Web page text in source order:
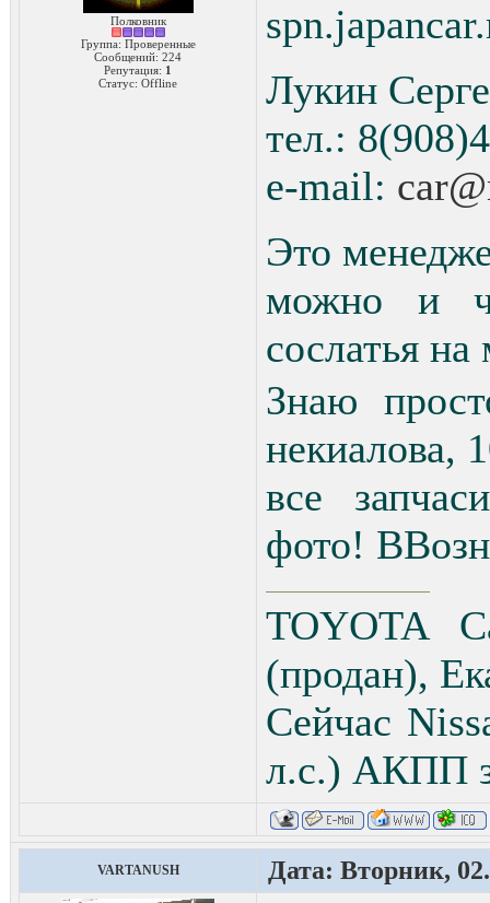
Полковник
Группа: Проверенные
Сообщений: 224
Репутация: 1
Статус: Offline
Лукин
тел.:
e-mail:
Это
можно и
сослатья
Знаю
некиалова,
все
фото!
TOYOTA
(продан),
Сейчас
л.с.) АКПП
VARTANUSH Дата: Вторник,